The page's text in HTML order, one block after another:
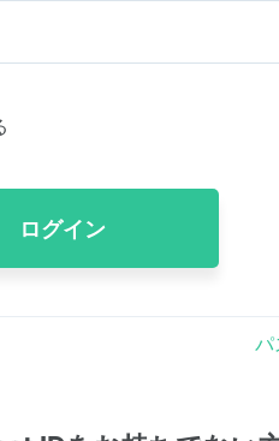
ログイン
パ